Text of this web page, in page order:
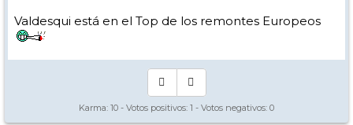
Valdesqui está en el Top de los remontes Europeos
Karma: 10 - Votos positivos: 1 - Votos negativos: 0